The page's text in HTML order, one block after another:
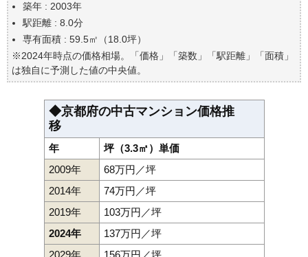
エリアの将来性を人口予想から検討しよう
自分の年収でいくらの不動産が買える？
築年 : 2003年
駅距離 : 8.0分
専有面積 : 59.5㎡（18.0坪）
※2024年時点の価格相場。「価格」「築数」「駅距離」「面積」
は独自に予測した値の中央値。
◆京都府の中古マンション価格推
移
年
坪（3.3㎡）単価
2009年
68万円／坪
2014年
74万円／坪
2019年
103万円／坪
2024年
137万円／坪